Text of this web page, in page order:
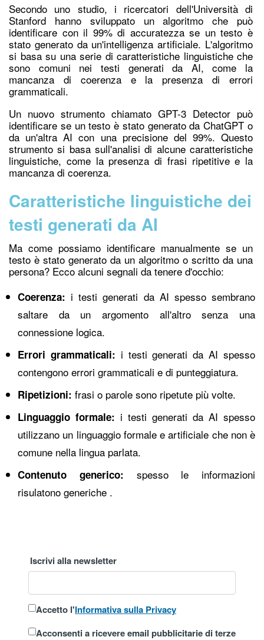
Secondo uno studio, i ricercatori dell'Università di
Stanford hanno sviluppato un algoritmo che può
identificare con il 99% di accuratezza se un testo è
stato generato da un'intelligenza artificiale. L'algoritmo
si basa su una serie di caratteristiche linguistiche che
sono comuni nei testi generati da AI, come la
mancanza di coerenza e la presenza di errori
grammaticali.
Un nuovo strumento chiamato GPT-3 Detector può
identificare se un testo è stato generato da ChatGPT o
da un'altra AI con una precisione del 99%. Questo
strumento si basa sull'analisi di alcune caratteristiche
linguistiche, come la presenza di frasi ripetitive e la
mancanza di coerenza.
Caratteristiche linguistiche dei
testi generati da AI
Ma come possiamo identificare manualmente se un
testo è stato generato da un algoritmo o scritto da una
persona? Ecco alcuni segnali da tenere d'occhio:
Coerenza: i testi generati da AI spesso sembrano
saltare da un argomento all'altro senza una
connessione logica.
Errori grammaticali: i testi generati da AI spesso
contengono errori grammaticali e di punteggiatura.
Ripetizioni: frasi o parole sono ripetute più volte.
Linguaggio formale: i testi generati da AI spesso
utilizzano un linguaggio formale e artificiale che non è
comune nella lingua parlata.
Contenuto generico: spesso le informazioni
risulatono generiche .
Iscrivi alla newsletter
Accetto l'Informativa sulla Privacy
Acconsenti a ricevere email pubblicitarie di terze